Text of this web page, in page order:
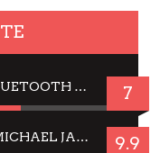
JBL TUNE 720BT: OVER EAR BLUETOOTH KOPFHÖRER UM DIE 50,-€ IM DAUER-TEST 7
WEGEN DES ERFOLGES – MJ: MICHAEL JACKSON MUSICAL IN EINER MATINEE SEHEN 9.9